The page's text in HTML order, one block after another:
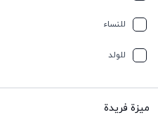
للنساء
للولد
ميزة فريدة